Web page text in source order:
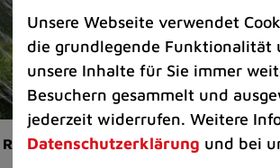
Rathaus | Bürgerservice
Unsere Webseite verwendet
die grundlegende Funktionalität
unsere Inhalte für Sie immer
Besuchern gesammelt und
jederzeit widerrufen. Weitere
Datenschutzerklärung und bei